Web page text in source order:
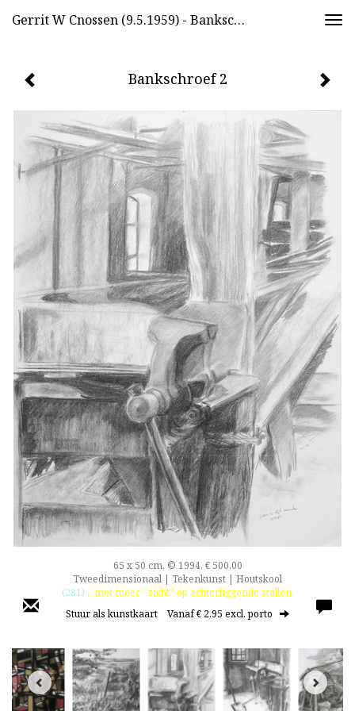
Gerrit W Cnossen (9.5.1959) - Bankschroef 2
Bankschroef 2
65 x 50 cm, © 1994, € 500,00
Tweedimensionaal | Tekenkunst | Houtskool
(281) .. met meer ' zicht ' op achterliggende stallen.
Stuur als kunstkaart Vanaf € 2,95 excl. porto